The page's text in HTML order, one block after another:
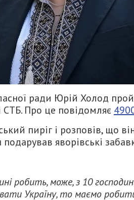
ради Юрій Холод
Про це повідомляє
пиріг і розповів, що
яворівські
робить, може, з 10
Україну, то маємо